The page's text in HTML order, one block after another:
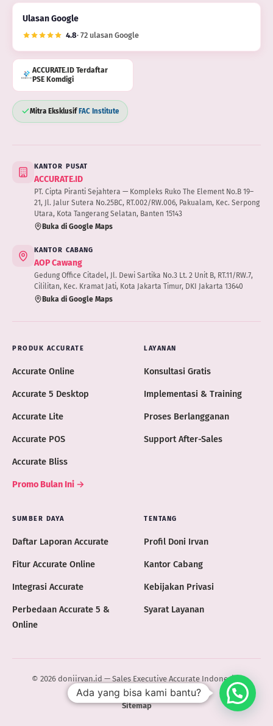
Ulasan Google
4.8· 72 ulasan Google
ACCURATE.ID Terdaftar
PSE Komdigi
Mitra EksklusifFAC Institute
KANTOR PUSAT
ACCURATE.ID
PT. Cipta Piranti Sejahtera — Kompleks Ruko The Element No.B 19–
21, Jl. Jalur Sutera No.25BC, RT.002/RW.006, Pakualam, Kec. Serpong
Utara, Kota Tangerang Selatan, Banten 15143
Buka di Google Maps
KANTOR CABANG
AOP Cawang
Gedung Office Citadel, Jl. Dewi Sartika No.3 Lt. 2 Unit B, RT.11/RW.7,
Cililitan, Kec. Kramat Jati, Kota Jakarta Timur, DKI Jakarta 13640
Buka di Google Maps
PRODUK ACCURATE
Accurate Online
Accurate 5 Desktop
Accurate Lite
Accurate POS
Accurate Bliss
Promo Bulan Ini →
LAYANAN
Konsultasi Gratis
Implementasi & Training
Proses Berlangganan
Support After-Sales
SUMBER DAYA
Daftar Laporan Accurate
Fitur Accurate Online
Integrasi Accurate
Perbedaan Accurate 5 &
Online
TENTANG
Profil Doni Irvan
Kantor Cabang
Kebijakan Privasi
Syarat Layanan
© 2026 doniirvan.id — Sales Executive Accurate Indonesia ·
ACCURATE.ID
Sitemap
Ada yang bisa kami bantu?